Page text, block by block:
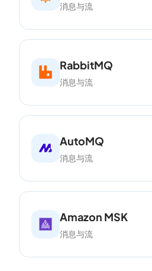
消息与流
RabbitMQ
消息与流
AutoMQ
消息与流
Amazon MSK
消息与流